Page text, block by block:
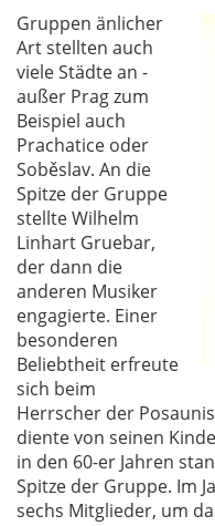
Gruppen änlicher
Art stellten auch
viele Städte an -
außer Prag zum
Beispiel auch
Prachatice oder
Soběslav. An die
Spitze der Gruppe
stellte Wilhelm
Linhart Gruebar,
der dann die
anderen Musiker
engagierte. Einer
besonderen
Beliebtheit erfreute
sich beim
Herrscher der
diente von seinen
in den 60-er Jahren
Spitze der Gruppe. Im
sechs Mitglieder, um